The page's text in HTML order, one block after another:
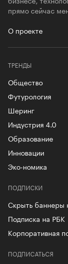
прямо сейчас
О проекте
ТРЕНДЫ
Общество
Футурология
Шеринг
Индустрия 4.0
Образование
Инновации
Эко-номика
ПОДПИСКИ
Скрыть баннеры
Подписка на РБК
Корпоративная
ПОДПИСАТЬСЯ